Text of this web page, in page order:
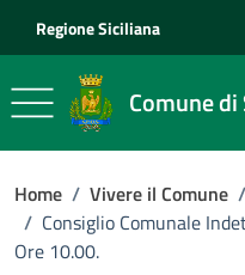
Regione Siciliana
Comune
Home / Vivere il Comune /
/ Consiglio Comunale
Ore 10.00.